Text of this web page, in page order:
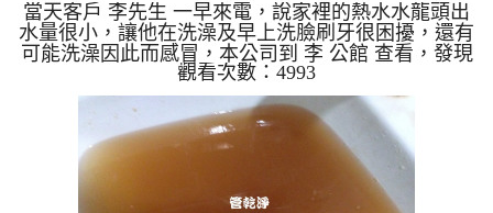
當天客戶 李先生 一早來電，說家裡的熱水水龍頭出
水量很小，讓他在洗澡及早上洗臉刷牙很困擾，還有
可能洗澡因此而感冒，本公司到 李 公館 查看，發現
管路中很多鐵鏽及爛泥，本公司架設 管路清洗機 ，
開始 清洗水管 ，黃水從水龍頭流出，而且還帶有一
塊塊小石頭，如下圖及影片，客戶 李先生 看到自家
用水水管怎麼堵了這麼多東西， 水管清洗 約兩個小
時後，出水不會再有顏色了，也沒有髒東西掉出來
了，李先生 總算能好好洗個澡了。 清洗水管, 水管清
洗, 洗水管, 熱水管堵塞, 熱水忽冷忽熱 ...
觀看次數：4993